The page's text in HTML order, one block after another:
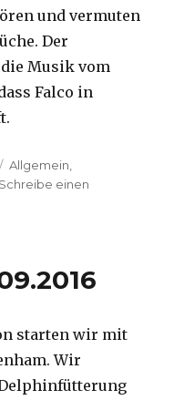
und vermuten
Der
Musik vom
Falco in
Kategorien
Allgemein
Schreibe einen
starten wir mit
Wir